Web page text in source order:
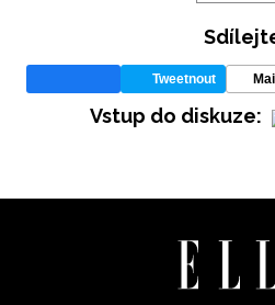
Přihlášením k newsletteru
podmínkami společnosti
Tweetnout
Vstup do diskuze: